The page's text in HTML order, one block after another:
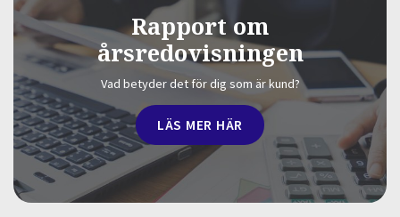
Rapport om
årsredovisningen
Vad betyder det för dig som är kund?
LÄS MER HÄR